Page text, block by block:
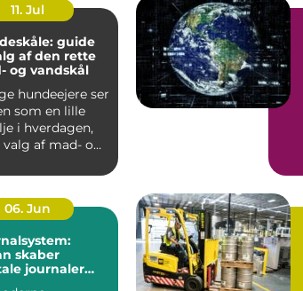
11. Jul
guide
af den rette
og vandskål
hundeejere ser
som en lille
i hverdagen,
valg af mad- og
06. Jun
skaber
journaler